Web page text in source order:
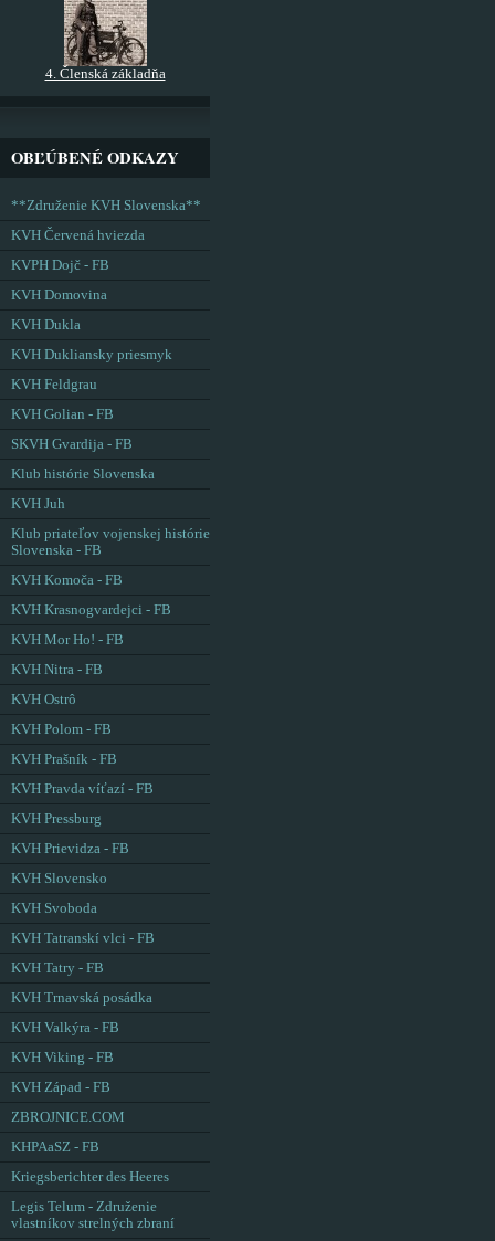
4. Členská základňa
OBĽÚBENÉ ODKAZY
**Združenie KVH Slovenska**
KVH Červená hviezda
KVPH Dojč - FB
KVH Domovina
KVH Dukla
KVH Dukliansky priesmyk
KVH Feldgrau
KVH Golian - FB
SKVH Gvardija - FB
Klub histórie Slovenska
KVH Juh
Klub priateľov vojenskej histórie
Slovenska - FB
KVH Komoča - FB
KVH Krasnogvardejci - FB
KVH Mor Ho! - FB
KVH Nitra - FB
KVH Ostrô
KVH Polom - FB
KVH Prašník - FB
KVH Pravda víťazí - FB
KVH Pressburg
KVH Prievidza - FB
KVH Slovensko
KVH Svoboda
KVH Tatranskí vlci - FB
KVH Tatry - FB
KVH Trnavská posádka
KVH Valkýra - FB
KVH Viking - FB
KVH Západ - FB
ZBROJNICE.COM
KHPAaSZ - FB
Kriegsberichter des Heeres
Legis Telum - Združenie
vlastníkov strelných zbraní